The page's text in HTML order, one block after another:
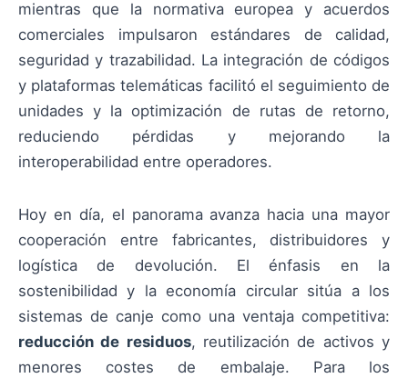
mientras que la normativa europea y acuerdos
comerciales impulsaron estándares de calidad,
seguridad y trazabilidad. La integración de códigos
y plataformas telemáticas facilitó el seguimiento de
unidades y la optimización de rutas de retorno,
reduciendo pérdidas y mejorando la
interoperabilidad entre operadores.
Hoy en día, el panorama avanza hacia una mayor
cooperación entre fabricantes, distribuidores y
logística de devolución. El énfasis en la
sostenibilidad y la economía circular sitúa a los
sistemas de canje como una ventaja competitiva:
reducción de residuos, reutilización de activos y
menores costes de embalaje. Para los